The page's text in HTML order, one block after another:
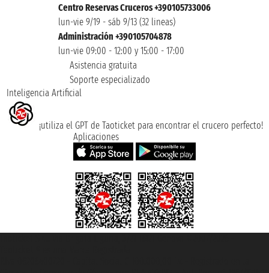
Centro Reservas Cruceros +390105733006
lun-vie 9/19 - sáb 9/13 (32 lineas)
Administración +390105704878
lun-vie 09:00 - 12:00 y 15:00 - 17:00
Asistencia gratuita
Soporte especializado
Inteligencia Artificial
¡utiliza el GPT de Taoticket para encontrar el crucero perfecto!
Aplicaciones